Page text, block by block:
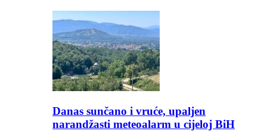
Danas sunčano i vruće, upaljen
narandžasti meteoalarm u cijeloj BiH